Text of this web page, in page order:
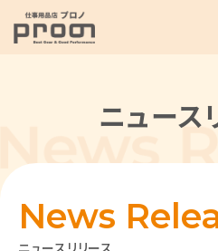
ニュース
ニュースリリース
News